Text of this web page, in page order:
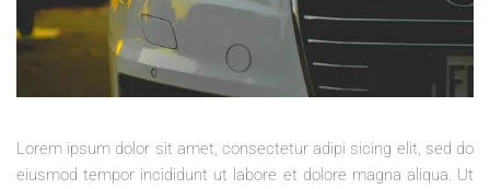
Lorem ipsum dolor sit amet, consectetur adipi sicing elit, sed do
eiusmod tempor incididunt ut labore et dolore magna aliqua. Ut